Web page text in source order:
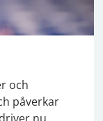
och
påverkar
nu.